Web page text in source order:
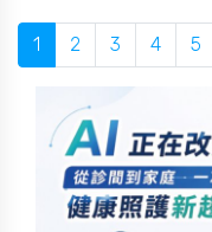
1 2 3 4 5